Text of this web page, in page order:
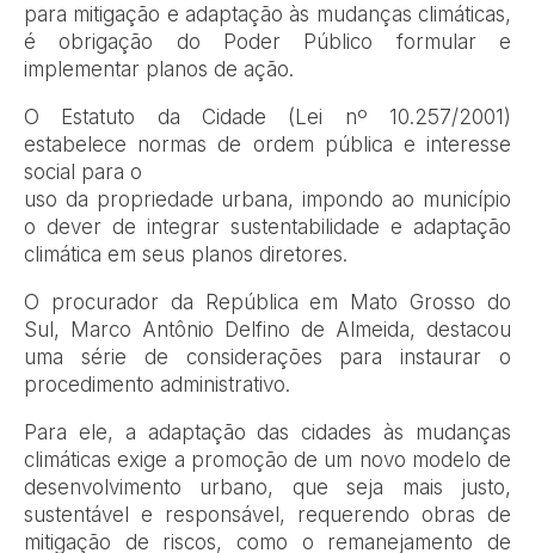
para mitigação e adaptação às mudanças climáticas,
é obrigação do Poder Público formular e
implementar planos de ação.
O Estatuto da Cidade (Lei nº 10.257/2001)
estabelece normas de ordem pública e interesse
social para o
uso da propriedade urbana, impondo ao município
o dever de integrar sustentabilidade e adaptação
climática em seus planos diretores.
O procurador da República em Mato Grosso do
Sul, Marco Antônio Delfino de Almeida, destacou
uma série de considerações para instaurar o
procedimento administrativo.
Para ele, a adaptação das cidades às mudanças
climáticas exige a promoção de um novo modelo de
desenvolvimento urbano, que seja mais justo,
sustentável e responsável, requerendo obras de
mitigação de riscos, como o remanejamento de